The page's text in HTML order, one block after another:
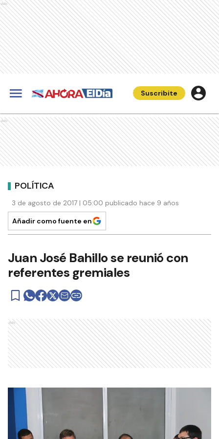
Ads
Suscribite
Ads
POLÍTICA
3 de agosto de 2017 | 05:00 publicado hace 9 años
Añadir como fuente en
Juan José Bahillo se reunió con
referentes gremiales
Ads